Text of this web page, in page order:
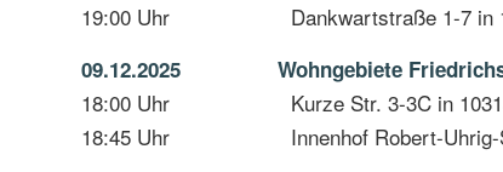
19:00 Uhr Dankwartstraße 1-7 in
09.12.2025 Wohngebiete
18:00 Uhr Kurze Str. 3-3C in
18:45 Uhr Innenhof Robert-Uhrig-